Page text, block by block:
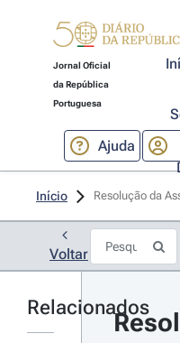
Jornal Oficial
da República
Portuguesa
Ajuda
Início Resolução da
Voltar
Relacionados